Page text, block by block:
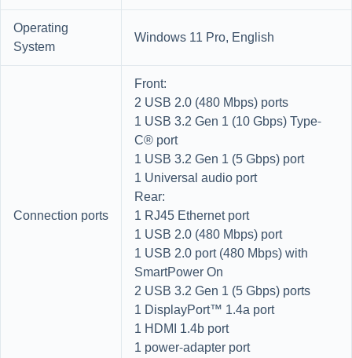
Operating
System
Windows 11 Pro, English
Connection ports
Front:
2 USB 2.0 (480 Mbps) ports
1 USB 3.2 Gen 1 (10 Gbps) Type-
C® port
1 USB 3.2 Gen 1 (5 Gbps) port
1 Universal audio port
Rear:
1 RJ45 Ethernet port
1 USB 2.0 (480 Mbps) port
1 USB 2.0 port (480 Mbps) with
SmartPower On
2 USB 3.2 Gen 1 (5 Gbps) ports
1 DisplayPort™ 1.4a port
1 HDMI 1.4b port
1 power-adapter port